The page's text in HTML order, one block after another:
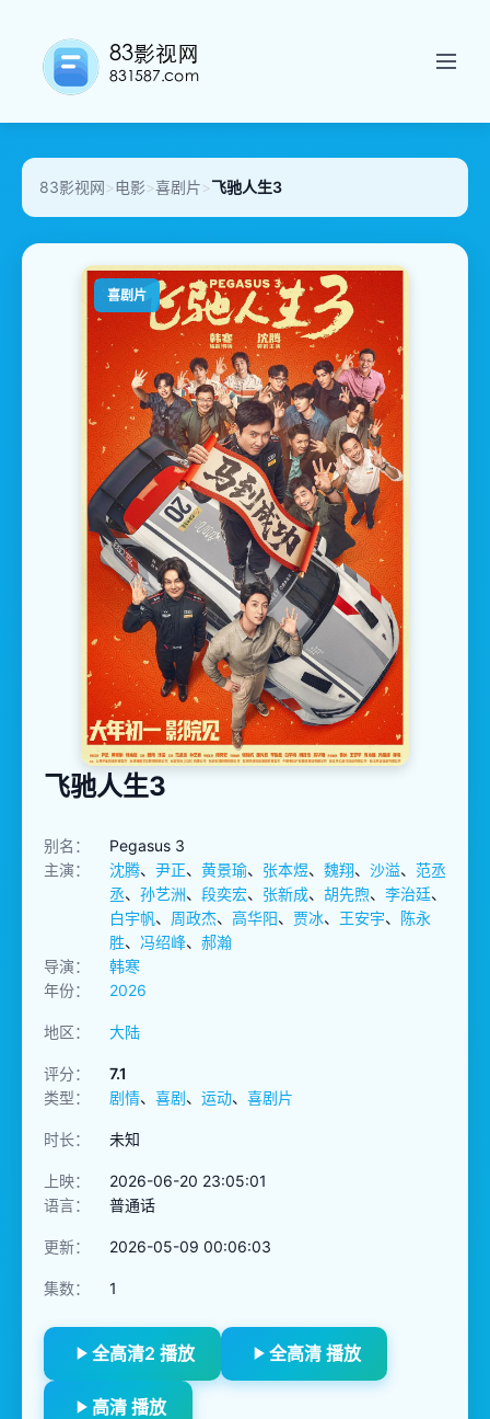
83影视网>电影>喜剧片>飞驰人生3
喜剧片
飞驰人生3
别名：
Pegasus 3
主演：
沈腾、 尹正、 黄景瑜、 张本煜、 魏翔、 沙溢、 范丞
丞、 孙艺洲、 段奕宏、 张新成、 胡先煦、 李治廷、
白宇帆、 周政杰、 高华阳、 贾冰、 王安宇、
陈永
胜、 冯绍峰、 郝瀚
导演：
韩寒
年份：
2026
地区： 大陆
评分：
7.1
类型：
剧情、 喜剧、 运动、 喜剧片
时长： 未知
上映：
2026-06-20 23:05:01
语言：
普通话
更新： 2026-05-09 00:06:03
集数： 1
全高清2 播放 全高清 播放
高清 播放